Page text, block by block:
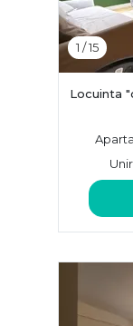
1 /15
Locuinta